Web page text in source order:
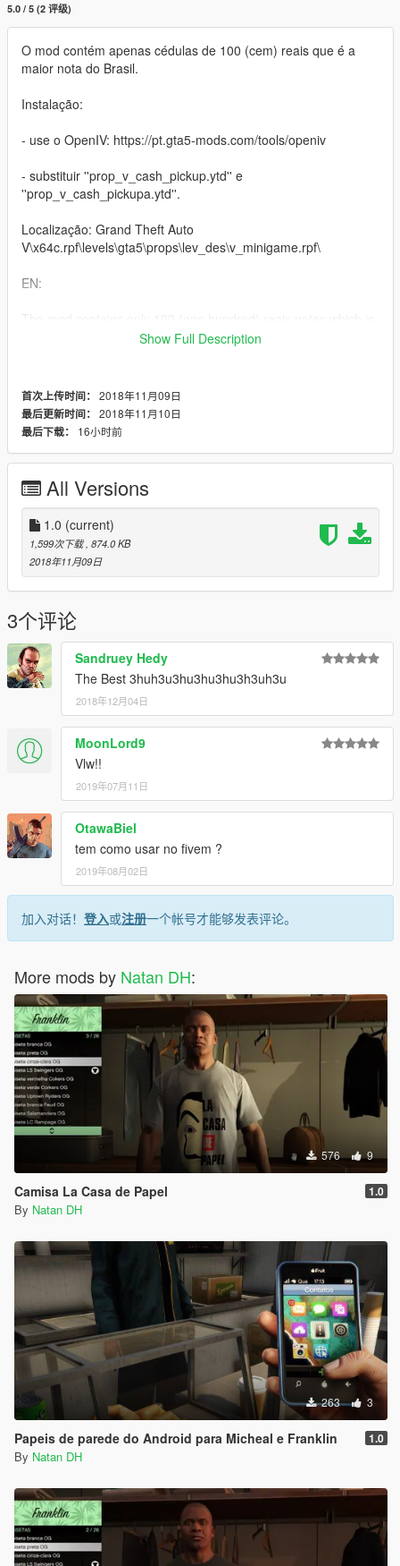
5.0 / 5 (2 评级)
O mod contém apenas cédulas de 100 (cem) reais que é a
maior nota do Brasil.
Instalação:
- use o OpenIV: https://pt.gta5-mods.com/tools/openiv
- substituir ''prop_v_cash_pickup.ytd'' e
''prop_v_cash_pickupa.ytd''.
Localização: Grand Theft Auto
V\x64c.rpf\levels\gta5\props\lev_des\v_minigame.rpf\
EN:
the highest note in Brazil.
- use OpenIV: https://pt.gta5-mods.com/tools/openiv
prop_v_cash_pickupa.ytd ''.
Location: Grand Theft Auto
V\x64c.rpf\levels\gta5\props\lev_des\v_minigame.rpf\
Show Full Description
首次上传时间： 2018年11月09日
最后更新时间： 2018年11月10日
最后下载：
16小时前
All Versions
1.0 (current)
1,599次下载 , 874.0 KB
2018年11月09日
3个评论
Sandruey Hedy
The Best 3huh3u3hu3hu3hu3h3uh3u
2018年12月04日
MoonLord9
Vlw!!
2019年07月11日
OtawaBiel
tem como usar no fivem ?
2019年08月02日
加入对话！ 登入或注册一个帐号才能够发表评论。
More mods by Natan DH:
576 9
Camisa La Casa de Papel 1.0
By Natan DH
263 3
Papeis de parede do Android para Micheal e Franklin 1.0
By Natan DH